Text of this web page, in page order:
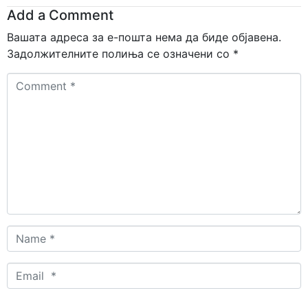
Add a Comment
Вашата адреса за е-пошта нема да биде објавена.
Задолжителните полиња се означени со *
Comment
Name
*
Email
*